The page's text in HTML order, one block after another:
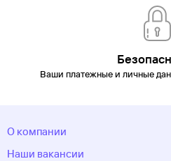
Ваши платежные и личные
О компании
Наши вакансии